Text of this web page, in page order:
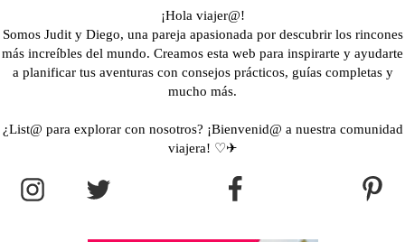
¡Hola viajer@!
Somos Judit y Diego, una pareja apasionada por descubrir los rincones
más increíbles del mundo. Creamos esta web para inspirarte y ayudarte
a planificar tus aventuras con consejos prácticos, guías completas y
mucho más.
¿List@ para explorar con nosotros? ¡Bienvenid@ a nuestra comunidad
viajera! ♡✈︎